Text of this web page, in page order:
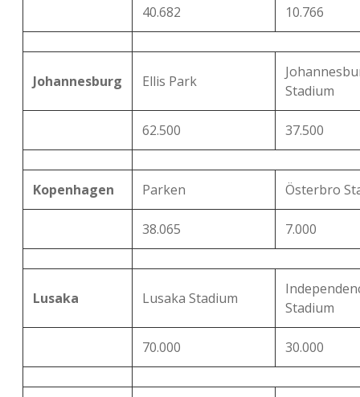
40.682 10.766
Johannesburg Ellis Park
Stadium
62.500 37.500
Kopenhagen Parken Österbro
38.065 7.000
Lusaka Lusaka Stadium
Stadium
70.000 30.000